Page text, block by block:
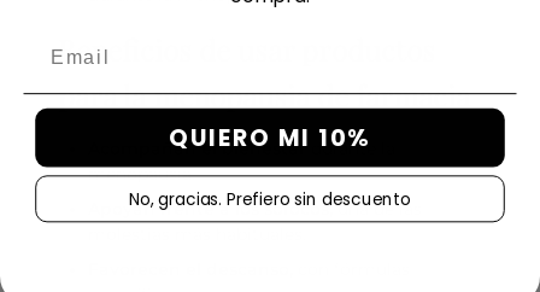
Beneficios de usar productos
para la menopausia de farmacia
Acompañan el bienestardurante la
menopausia.
Apoyan frente a los sofocos,una de las
QUIERO MI 10%
No, gracias. Prefiero sin descuento